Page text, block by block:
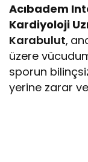
Acıbadem
Kardiyoloji
Karabulut,
üzere
sporun
yerine zarar